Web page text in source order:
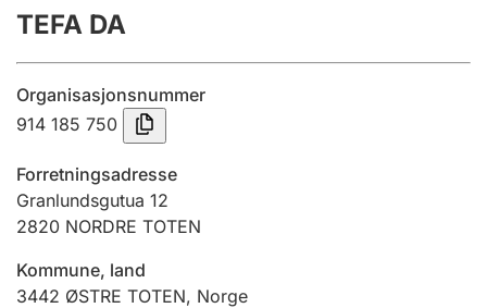
Innsending og forsinkelsesgebyr
Tinglysing
Jeger
TEFA DA
Organisasjonsnummer
914 185 750
Forretningsadresse
Granlundsgutua 12
2820 NORDRE TOTEN
Kommune, land
3442 ØSTRE TOTEN, Norge